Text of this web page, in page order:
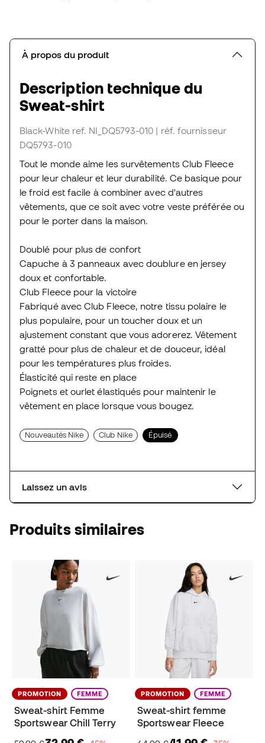
À propos du produit
Description technique du
Sweat-shirt
Black-White ref. NI_DQ5793-010 | réf. fournisseur
DQ5793-010
Tout le monde aime les survêtements Club Fleece
pour leur chaleur et leur durabilité. Ce basique pour
le froid est facile à combiner avec d'autres
vêtements, que ce soit avec votre veste préférée ou
pour le porter dans la maison.
Doublé pour plus de confort
Capuche à 3 panneaux avec doublure en jersey
doux et confortable.
Club Fleece pour la victoire
Fabriqué avec Club Fleece, notre tissu polaire le
plus populaire, pour un toucher doux et un
ajustement constant que vous adorerez. Vêtement
gratté pour plus de chaleur et de douceur, idéal
pour les températures plus froides.
Élasticité qui reste en place
Poignets et ourlet élastiqués pour maintenir le
vêtement en place lorsque vous bougez.
Nouveautés Nike Club Nike Épuisé
Laissez un avis
Produits similaires
PROMOTION FEMME
Sweat-shirt Femme
Sportswear Chill Terry
PROMOTION FEMME
Sweat-shirt femme
Sportswear Fleece